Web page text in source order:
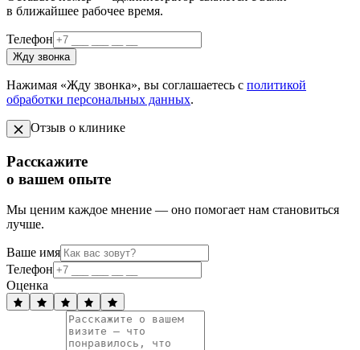
в ближайшее рабочее время.
Телефон
Жду звонка
Нажимая «Жду звонка», вы соглашаетесь с политикой
обработки персональных данных.
Отзыв о клинике
Расскажите
о вашем опыте
Мы ценим каждое мнение — оно помогает нам становиться
лучше.
Ваше имя
Телефон
Оценка